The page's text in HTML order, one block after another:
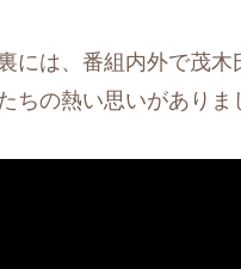
には、番組内外で茂
ちの熱い思いがありま